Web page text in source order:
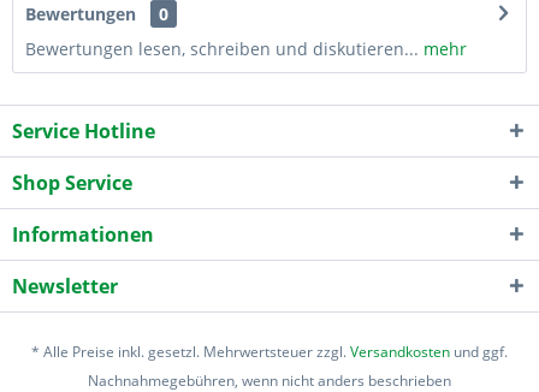
Bewertungen
0
Bewertungen lesen, schreiben und diskutieren... mehr
Service Hotline
Shop Service
Informationen
Newsletter
* Alle Preise inkl. gesetzl. Mehrwertsteuer zzgl.Versandkosten und ggf.
Nachnahmegebühren, wenn nicht anders beschrieben